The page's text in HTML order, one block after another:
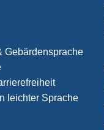
Gebärdensprache
leichter Sprache